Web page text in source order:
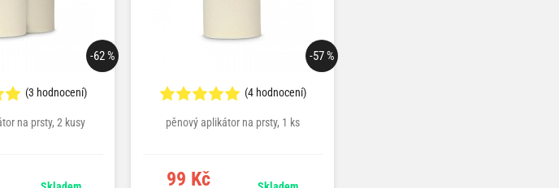
-62 %
(3 hodnocení)
na prsty, 2 kusy
-57 %
(4 hodnocení)
pěnový aplikátor na prsty, 1 ks
99 Kč